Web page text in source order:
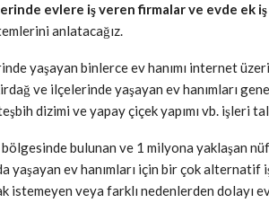
evlere iş veren firmalar ve evde ek
anlatacağız.
yaşayan binlerce ev hanımı internet
ve ilçelerinde yaşayan ev hanımları
dizimi ve yapay çiçek yapımı vb. işleri
bulunan ve 1 milyona yaklaşan
yaşayan ev hanımları için bir çok alternatif
istemeyen veya farklı nedenlerden dolayı